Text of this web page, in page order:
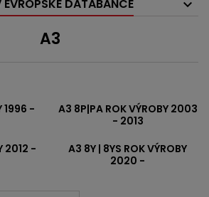
DATABANCE
A3
1996 -
A3 8P|PA ROK VÝROBY 2003
- 2013
2012 -
A3 8Y | 8YS ROK VÝROBY
2020 -